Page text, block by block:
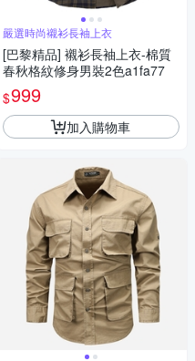
嚴選時尚襯衫長袖上衣
[巴黎精品] 襯衫長袖上衣-棉質
春秋格紋修身男裝2色a1fa77
$999
加入購物車